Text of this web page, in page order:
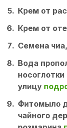
Крем от
Крем от
Семена
Вода
улицу
Фитомыло
чайного